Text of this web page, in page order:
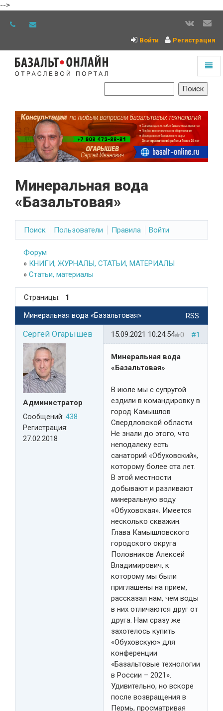
-->
Войти Регистрация
Минеральная вода
«Базальтовая»
Поиск Пользователи Правила Войти
Форум
» КНИГИ, ЖУРНАЛЫ, СТАТЬИ, МАТЕРИАЛЫ
» Статьи, материалы
Страницы: 1
RSS
Минеральная вода «Базальтовая»
Сергей Огарышев
Администратор
Сообщений: 438
Регистрация:
27.02.2018
#1
0
15.09.2021 10:24:54
Минеральная вода
«Базальтовая»
В июле мы с супругой
ездили в командировку в
город Камышлов
Свердловской области.
Не знали до этого, что
неподалеку есть
санаторий «Обуховский»,
которому более ста лет.
В этой местности
добывают и разливают
минеральную воду
«Обуховская». Имеется
несколько скважин.
Глава Камышловского
городского округа
Половников Алексей
Владимирович, к
которому мы были
приглашены на прием,
рассказал нам, чем воды
в них отличаются друг от
друга. Нам сразу же
захотелось купить
«Обуховскую» для
конференции
«Базальтовые технологии
в России – 2021».
Удивительно, но вскоре
после возвращения в
Пермь, просматривая